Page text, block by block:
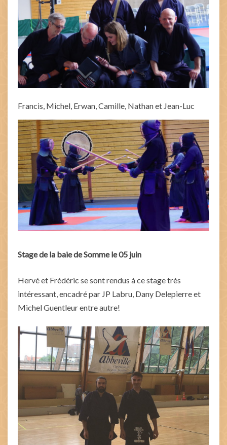
Francis, Michel, Erwan, Camille, Nathan et Jean-Luc
Stage de la baie de Somme le 05 juin
Hervé et Frédéric se sont rendus à ce stage très
intéressant, encadré par JP Labru, Dany Delepierre et
Michel Guentleur entre autre!